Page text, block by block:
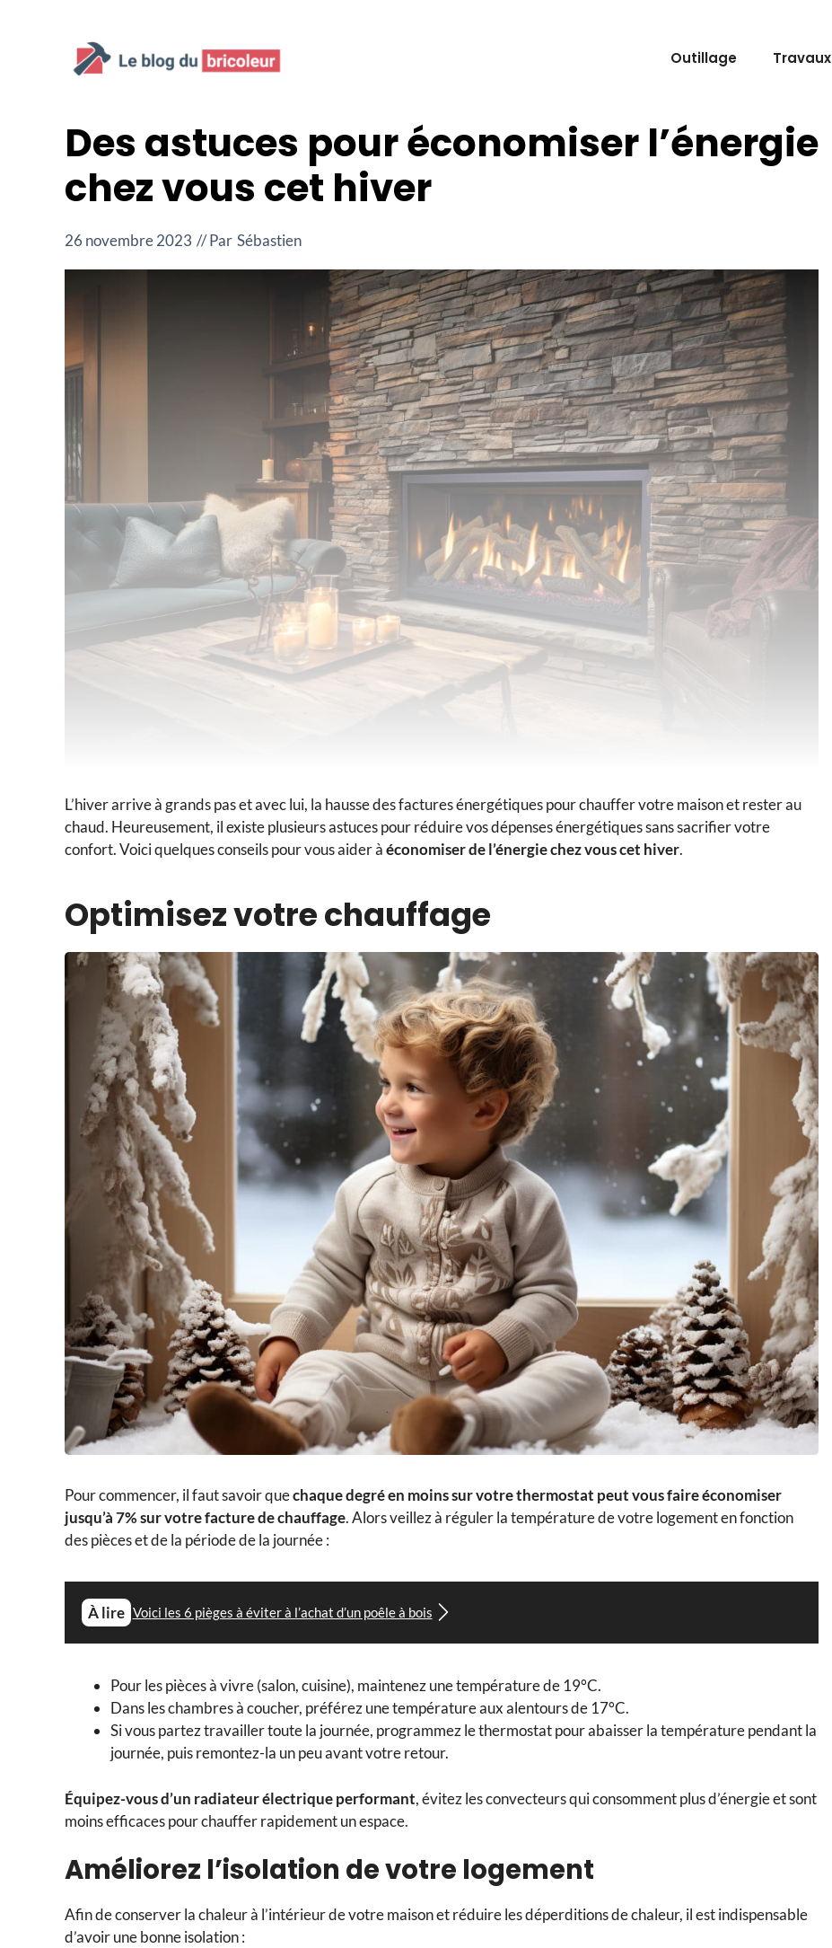
Outillage Travaux
Des astuces pour économiser l’énergie
chez vous cet hiver
26 novembre 2023 // Par Sébastien
L’hiver arrive à grands pas et avec lui, la hausse des factures énergétiques pour chauffer votre maison et rester au
chaud. Heureusement, il existe plusieurs astuces pour réduire vos dépenses énergétiques sans sacrifier votre
confort. Voici quelques conseils pour vous aider àéconomiser de l’énergie chez vous cet hiver.
Optimisez votre chauffage
Pour commencer, il faut savoir quechaque degré en moins sur votre thermostat peut vous faire économiser
jusqu’à 7% sur votre facture de chauffage. Alors veillez à réguler la température de votre logement en fonction
des pièces et de la période de la journée :
À lire Voici les 6 pièges à éviter à l’achat d’un poêle à bois
Pour les pièces à vivre (salon, cuisine), maintenez une température de 19°C.
Dans les chambres à coucher, préférez une température aux alentours de 17°C.
Si vous partez travailler toute la journée, programmez le thermostat pour abaisser la température pendant la
journée, puis remontez-la un peu avant votre retour.
Équipez-vous d’un radiateur électrique performant, évitez les convecteurs qui consomment plus d’énergie et sont
moins efficaces pour chauffer rapidement un espace.
Améliorez l’isolation de votre logement
Afin de conserver la chaleur à l’intérieur de votre maison et réduire les déperditions de chaleur, il est indispensable
d’avoir une bonne isolation :